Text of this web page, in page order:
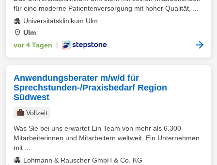
für eine moderne Patientenversorgung mit hoher Qualität, ...
Universitätsklinikum Ulm
Ulm
vor 4 Tagen
Anwendungsberater m/w/d für
Sprechstunden-/Praxisbedarf Region
Südwest
Vollzeit
Was Sie bei uns erwartet Ein Team von mehr als 6.300
Mitarbeiterinnen und Mitarbeitern weltweit. Ein Unternehmen
mit ...
Lohmann & Rauscher GmbH & Co. KG